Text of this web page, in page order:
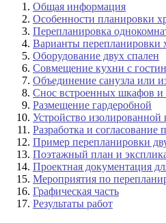
Общая информация
Особенности планировки
Перепланировка
Варианты перепланировки
Оборудование двух спален
Совмещение кухни с
Объединение санузла или
Снос встроенных шкафов и
Размещение гардеробной
Устройство
Разработка и согласование
Пример перепланировки
Поэтажный план и
Проектная документация
Мероприятия по
Графическая часть
Результаты работ